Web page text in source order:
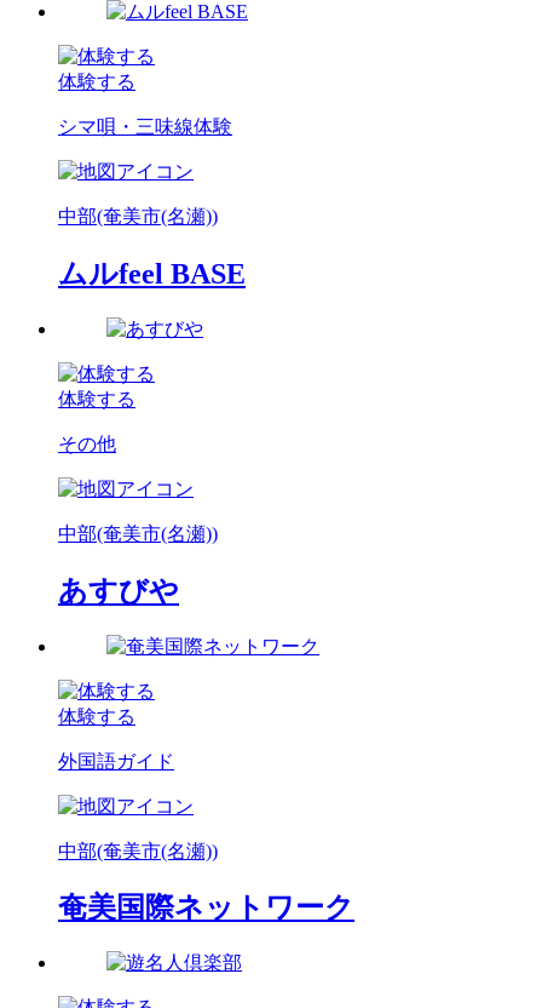
体験する
シマ唄・三味線体験
中部(奄美市(名瀬))
ムルfeel BASE
体験する
その他
中部(奄美市(名瀬))
あすびや
体験する
外国語ガイド
中部(奄美市(名瀬))
奄美国際ネットワーク